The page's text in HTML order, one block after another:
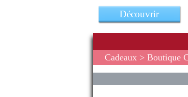
Découvrir
Cadeaux > Boutique